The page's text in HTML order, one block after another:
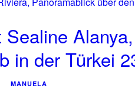
in der Türkei
MANUELA